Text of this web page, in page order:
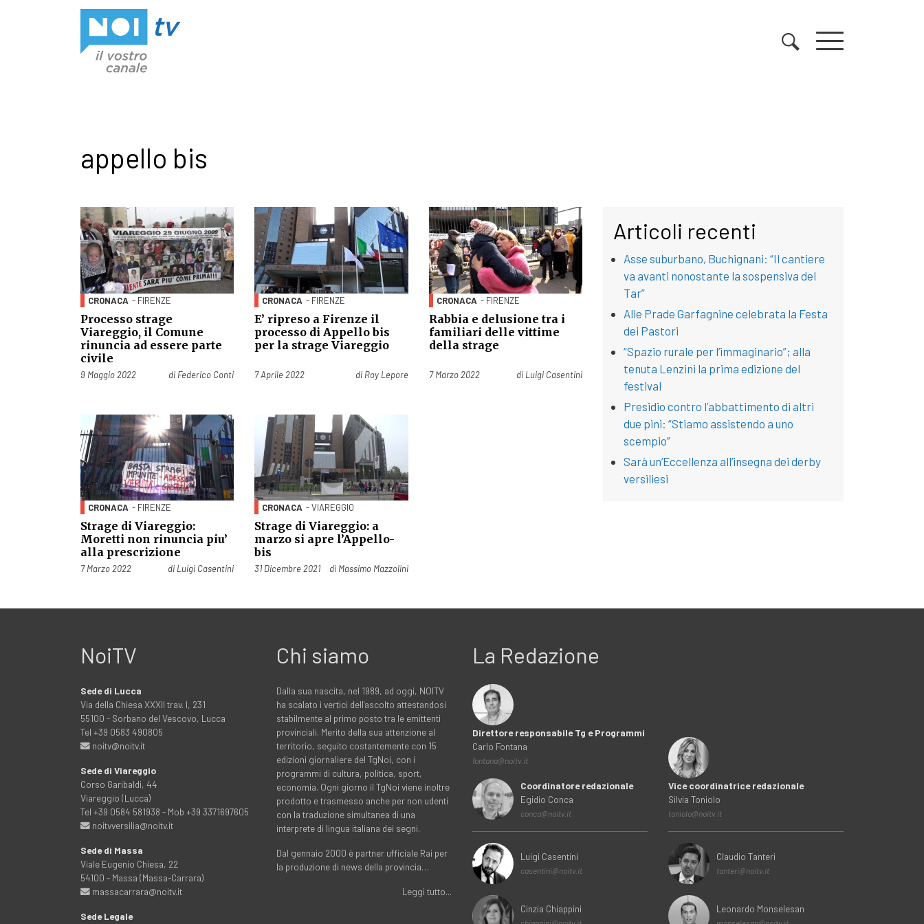
appello bis
CRONACA - FIRENZE
Processo strage
Viareggio, il Comune
rinuncia ad essere parte
civile
Pubblicato il
9 Maggio 2022 di Federico Conti
CRONACA - FIRENZE
E’ ripreso a Firenze il
processo di Appello bis
per la strage Viareggio
Pubblicato il
7 Aprile 2022 di Roy Lepore
CRONACA - FIRENZE
Rabbia e delusione tra i
familiari delle vittime
della strage
Pubblicato il
7 Marzo 2022 di Luigi Casentini
CRONACA - FIRENZE
Strage di Viareggio:
Moretti non rinuncia piu’
alla prescrizione
Pubblicato il
7 Marzo 2022 di Luigi Casentini
CRONACA - VIAREGGIO
Strage di Viareggio: a
marzo si apre l’Appello-
bis
Pubblicato il
31 Dicembre 2021 di Massimo Mazzolini
Articoli recenti
Asse suburbano, Buchignani: “Il cantiere
va avanti nonostante la sospensiva del
Tar”
Alle Prade Garfagnine celebrata la Festa
dei Pastori
“Spazio rurale per l’immaginario”; alla
tenuta Lenzini la prima edizione del
festival
Presidio contro l’abbattimento di altri
due pini: “Stiamo assistendo a uno
scempio”
Sarà un’Eccellenza all’insegna dei derby
versiliesi
NoiTV
Sede di Lucca
Via della Chiesa XXXII trav. I, 231
55100 - Sorbano del Vescovo, Lucca
Tel +39 0583 490805
noitv@noitv.it
Sede di Viareggio
Corso Garibaldi, 44
Viareggio (Lucca)
Tel +39 0584 581938 - Mob +39 3371697605
noitvversilia@noitv.it
Sede di Massa
Viale Eugenio Chiesa, 22
54100 - Massa (Massa-Carrara)
massacarrara@noitv.it
Sede Legale
Chi siamo
Dalla sua nascita, nel 1989, ad oggi, NOITV
ha scalato i vertici dell'ascolto attestandosi
stabilmente al primo posto tra le emittenti
provinciali. Merito della sua attenzione al
territorio, seguito costantemente con 15
edizioni giornaliere del TgNoi, con i
programmi di cultura, politica, sport,
economia. Ogni giorno il TgNoi viene inoltre
prodotto e trasmesso anche per non udenti
con la traduzione simultanea di una
interprete di lingua italiana dei segni.
Dal gennaio 2000 è partner ufficiale Rai per
la produzione di news della provincia…
Leggi tutto...
La Redazione
Direttore responsabile Tg e Programmi
Carlo Fontana
fontana@noitv.it
Coordinatore redazionale
Egidio Conca
conca@noitv.it
Luigi Casentini
casentini@noitv.it
Cinzia Chiappini
Vice coordinatrice redazionale
Silvia Toniolo
toniolo@noitv.it
Claudio Tanteri
tanteri@noitv.it
Leonardo Monselesan